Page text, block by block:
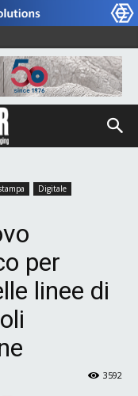
Digitale
per
linee di
3592